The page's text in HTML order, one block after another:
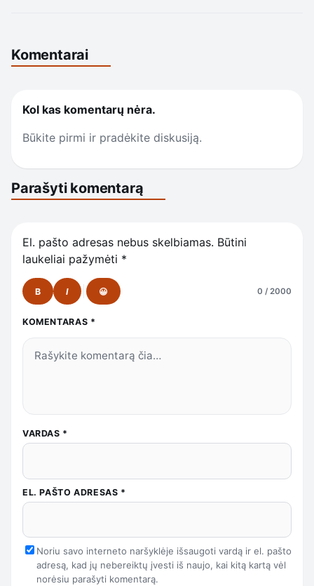
Komentarai
Kol kas komentarų nėra.
Būkite pirmi ir pradėkite diskusiją.
Parašyti komentarą
El. pašto adresas nebus skelbiamas. Būtini
laukeliai pažymėti *
B I 😀 0 / 2000
KOMENTARAS *
VARDAS *
EL. PAŠTO ADRESAS *
Noriu savo interneto naršyklėje išsaugoti vardą ir el. pašto
adresą, kad jų nebereiktų įvesti iš naujo, kai kitą kartą vėl
norėsiu parašyti komentarą.